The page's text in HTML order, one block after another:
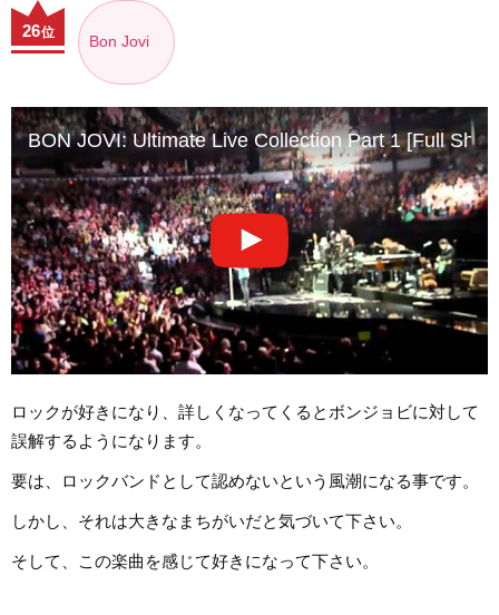
Bon Jovi
26位
BON JOVI: Ultimate Live Collection Part 1 [Full
ロックが好きになり、詳しくなってくるとボンジョビに対して
誤解するようになります。
要は、ロックバンドとして認めないという風潮になる事です。
しかし、それは大きなまちがいだと気づいて下さい。
そして、この楽曲を感じて好きになって下さい。